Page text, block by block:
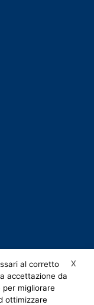
X
al corretto
accettazione da
per migliorare
ottimizzare